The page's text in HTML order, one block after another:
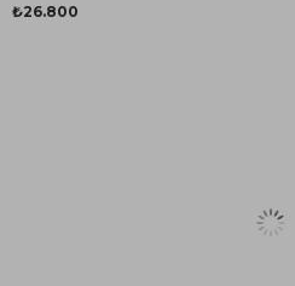
₺26.800